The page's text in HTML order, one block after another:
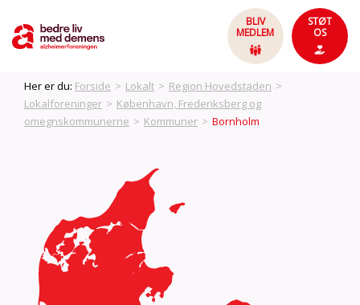
BLIV
MEDLEM
STØT
OS
Her er du: Forside > Lokalt > Region Hovedstaden >
Lokalforeninger > København, Frederiksberg og
omegnskommunerne > Kommuner > Bornholm